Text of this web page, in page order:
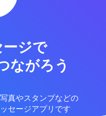
ージで
ながろう
真やスタンプなどの
セージアプリです